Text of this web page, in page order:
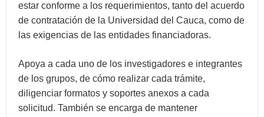
estar conforme a los requerimientos, tanto del acuerdo
de contratación de la Universidad del Cauca, como de
las exigencias de las entidades financiadoras.
Apoya a cada uno de los investigadores e integrantes
de los grupos, de cómo realizar cada trámite,
diligenciar formatos y soportes anexos a cada
solicitud. También se encarga de mantener